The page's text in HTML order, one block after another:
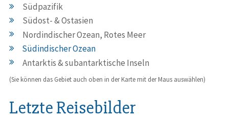
Südpazifik
Südost- & Ostasien
Nordindischer Ozean, Rotes Meer
Südindischer Ozean
Antarktis & subantarktische Inseln
(Sie können das Gebiet auch oben in der Karte mit der Maus auswählen)
Letzte Reisebilder